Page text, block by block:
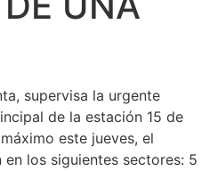
supervisa la urgente
de la estación 15 de
este jueves, el
los siguientes sectores: 5